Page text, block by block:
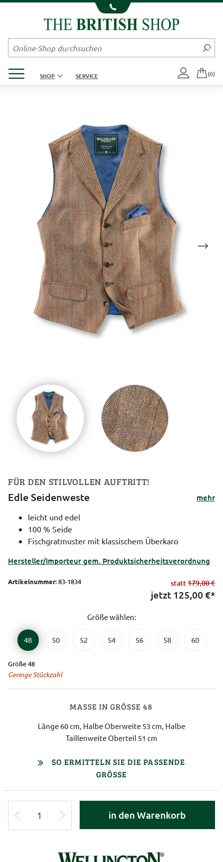
Kompletten Head der Seite überspringen
SHOP SERVICE (0)
FÜR DEN STILVOLLEN AUFTRITT!
Edle Seidenweste
mehr
leicht und edel
100 % Seide
Fischgratmuster mit klassischem Überkaro
Hersteller/Importeur gem. Produktsicherheitsverordnung
Artikelnummer:83-1834 statt179,00 €
jetzt 125,00 €*
Größe wählen:
48 50 52 54 56 58 60
Größe 48
Geringe Stückzahl
MASSE IN GRÖSSE 48
Länge 60 cm, Halbe Oberweite 53 cm, Halbe
Taillenweite Oberteil 51 cm
SO ERMITTELN SIE DIE PASSENDE
GRÖSSE
in den Warenkorb